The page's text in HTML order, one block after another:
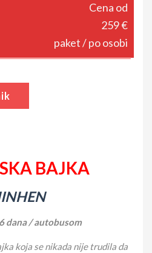
Cena od
259 €
paket / po osobi
BAJKA
dana / autobusom
koja se nikada nije trudila da